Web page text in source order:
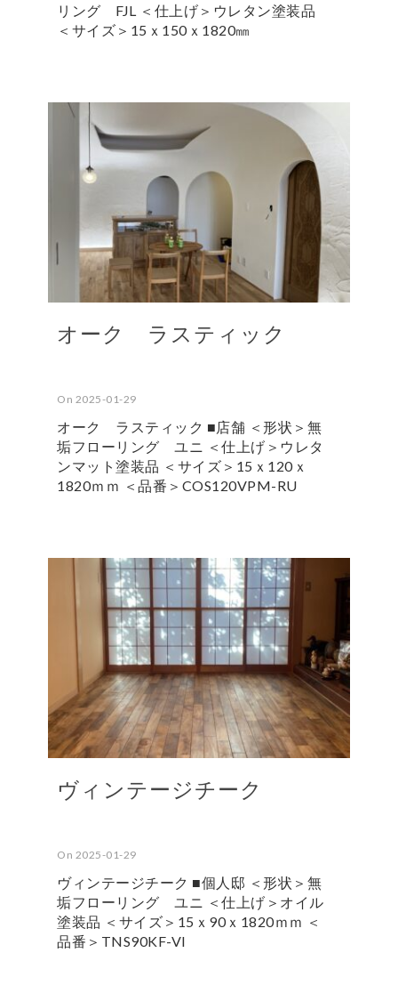
リング FJL ＜仕上げ＞ウレタン塗装品
＜サイズ＞15ｘ150ｘ1820㎜
オーク ラスティック
On 2025-01-29
オーク ラスティック ■店舗 ＜形状＞無
垢フローリング ユニ ＜仕上げ＞ウレタ
ンマット塗装品 ＜サイズ＞15ｘ120ｘ
1820ｍｍ ＜品番＞COS120VPM-RU
ヴィンテージチーク
On 2025-01-29
ヴィンテージチーク ■個人邸 ＜形状＞無
垢フローリング ユニ ＜仕上げ＞オイル
塗装品 ＜サイズ＞15ｘ90ｘ1820ｍｍ ＜
品番＞TNS90KF-VI